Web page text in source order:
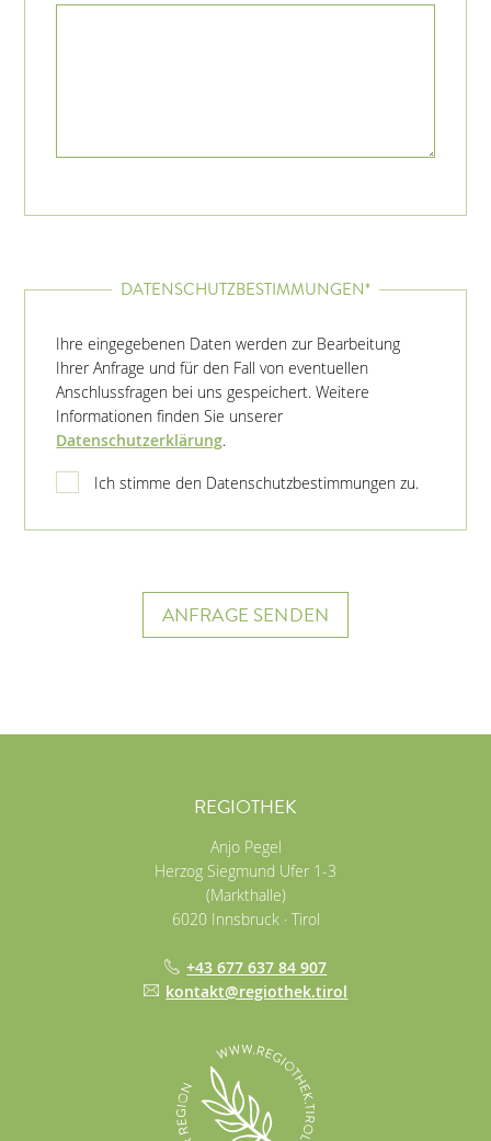
DATENSCHUTZBESTIMMUNGEN*
Ihre eingegebenen Daten werden zur Bearbeitung
Ihrer Anfrage und für den Fall von eventuellen
Anschlussfragen bei uns gespeichert. Weitere
Informationen finden Sie unserer
Datenschutzerklärung.
Ich stimme den Datenschutzbestimmungen zu.
ANFRAGE SENDEN
REGIOTHEK
Anjo Pegel
Herzog Siegmund Ufer 1-3
(Markthalle)
6020 Innsbruck· Tirol
+43 677 637 84 907
kontakt@regiothek.tirol